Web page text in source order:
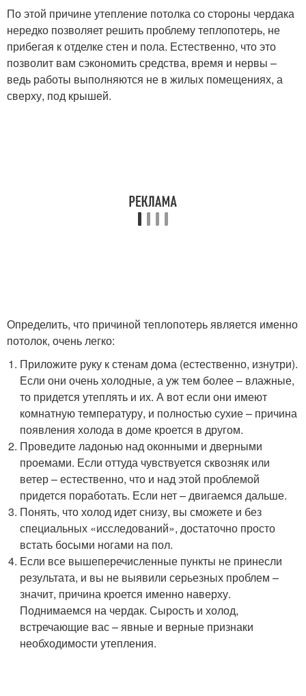
По этой причине утепление потолка со стороны чердака
нередко позволяет решить проблему теплопотерь, не
прибегая к отделке стен и пола. Естественно, что это
позволит вам сэкономить средства, время и нервы –
ведь работы выполняются не в жилых помещениях, а
сверху, под крышей.
Определить, что причиной теплопотерь является именно
потолок, очень легко:
Приложите руку к стенам дома (естественно, изнутри).
Если они очень холодные, а уж тем более – влажные,
то придется утеплять и их. А вот если они имеют
комнатную температуру, и полностью сухие – причина
появления холода в доме кроется в другом.
Проведите ладонью над оконными и дверными
проемами. Если оттуда чувствуется сквозняк или
ветер – естественно, что и над этой проблемой
придется поработать. Если нет – двигаемся дальше.
Понять, что холод идет снизу, вы сможете и без
специальных «исследований», достаточно просто
встать босыми ногами на пол.
Если все вышеперечисленные пункты не принесли
результата, и вы не выявили серьезных проблем –
значит, причина кроется именно наверху.
Поднимаемся на чердак. Сырость и холод,
встречающие вас – явные и верные признаки
необходимости утепления.